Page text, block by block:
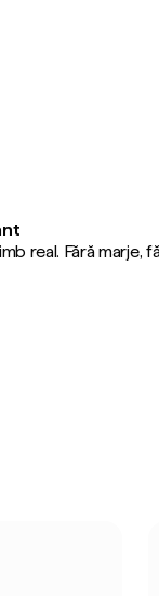
real. Fără marje,